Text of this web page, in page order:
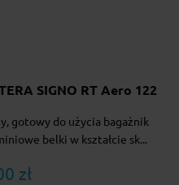
SIGNO RT Aero 122
gotowy do użycia bagażnik
belki w kształcie sk...
zł